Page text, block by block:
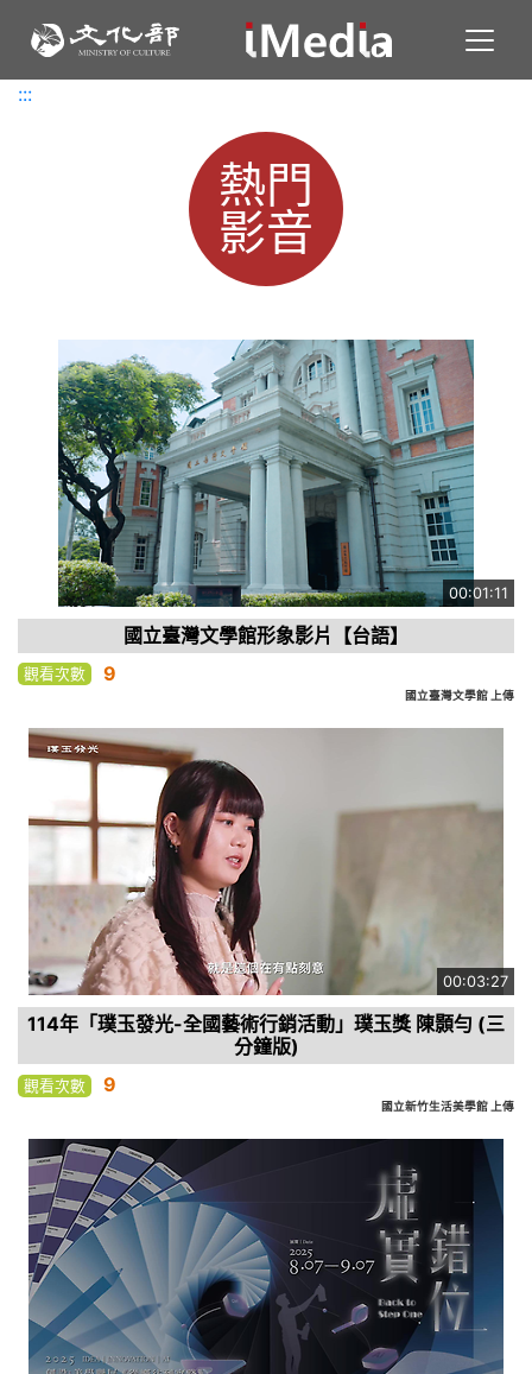
:::
:::
熱門
影音
00:01:11
國立臺灣文學館形象影片【台語】
觀看次數 9
國立臺灣文學館 上傳
00:03:27
114年「璞玉發光-全國藝術行銷活動」璞玉獎 陳顥勻 (三
分鐘版)
觀看次數 9
國立新竹生活美學館 上傳